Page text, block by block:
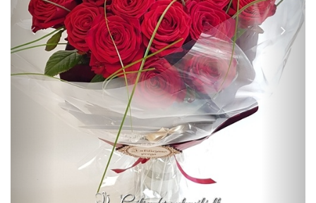
Atgal